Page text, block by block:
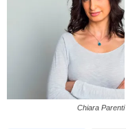
Chiara Parenti